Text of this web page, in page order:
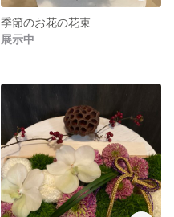
季節のお花の花束
展示中